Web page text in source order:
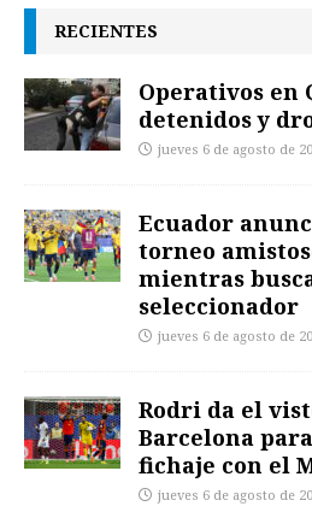
RECIENTES
Operativos en
detenidos y
jueves 6 de agosto de
Ecuador
torneo
mientras
seleccionador
jueves 6 de agosto de
Rodri da el
Barcelona
fichaje con el
jueves 6 de agosto de